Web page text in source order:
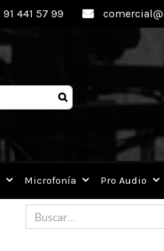
91 441 57 99
Microfonía Pro Audio